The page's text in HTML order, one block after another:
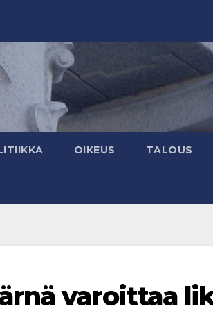
OIKEUS TALOUS
varoittaa